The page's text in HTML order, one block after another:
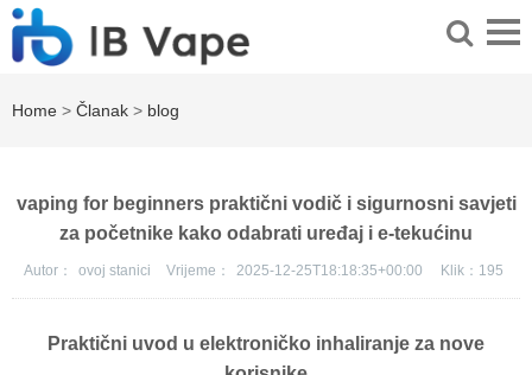
Home > Članak > blog
vaping for beginners praktični vodič i sigurnosni savjeti
za početnike kako odabrati uređaj i e-tekućinu
Autor： ovoj stanici Vrijeme： 2025-12-25T18:18:35+00:00 Klik： 195
Praktični uvod u elektroničko inhaliranje za nove